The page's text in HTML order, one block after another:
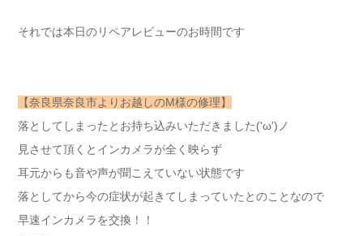
それでは本日のリペアレビューのお時間です
【奈良県奈良市よりお越しのM様の修理】
落としてしまったとお持ち込みいただきました('ω')ノ
見させて頂くとインカメラが全く映らず
耳元からも音や声が聞こえていない状態です
落としてから今の症状が起きてしまっていたとのことなので
早速インカメラを交換！！